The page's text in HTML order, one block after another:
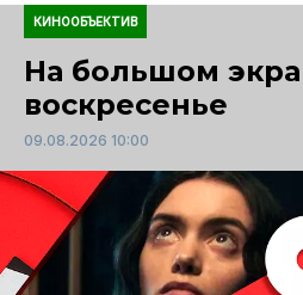
КИНООБЪЕКТИВ
На большом
воскресенье
09.08.2026 10:00